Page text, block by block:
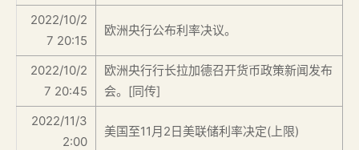
2022/10/2
7 20:15
欧洲央行公布利率决议。
2022/10/2
7 20:45
欧洲央行行长拉加德召开货币政策新闻发布
会。[同传]
2022/11/3
2:00
美国至11月2日美联储利率决定(上限)